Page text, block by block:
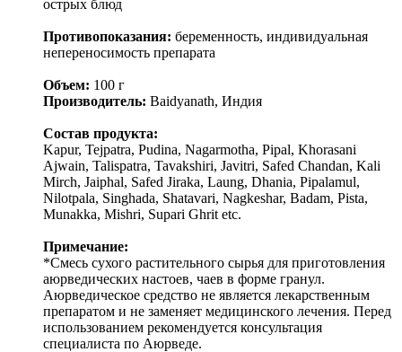
острых блюд
Противопоказания: беременность, индивидуальная
непереносимость препарата
Объем: 100 г
Производитель: Baidyanath, Индия
Состав продукта:
Kapur, Tejpatra, Pudina, Nagarmotha, Pipal, Khorasani
Ajwain, Talispatra, Tavakshiri, Javitri, Safed Chandan, Kali
Mirch, Jaiphal, Safed Jiraka, Laung, Dhania, Pipalamul,
Nilotpala, Singhada, Shatavari, Nagkeshar, Badam, Pista,
Munakka, Mishri, Supari Ghrit etc.
Примечание:
*Смесь сухого растительного сырья для приготовления
аюрведических настоев, чаев в форме гранул.
Аюрведическое средство не является лекарственным
препаратом и не заменяет медицинского лечения. Перед
использованием рекомендуется консультация
специалиста по Аюрведе.